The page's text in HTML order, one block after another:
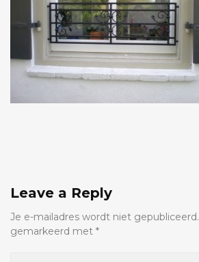
Leave a Reply
Je e-mailadres wordt niet gepubliceerd.
gemarkeerd met *